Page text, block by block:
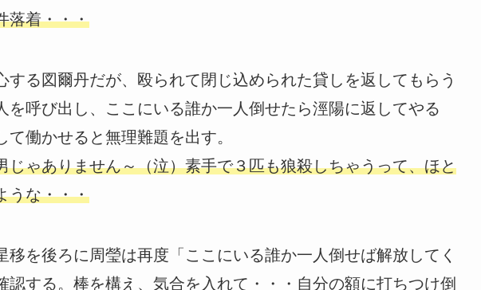
落着・・・
する図爾丹だが、殴られて閉じ込められた貸しを返してもらう
を呼び出し、ここにいる誰か一人倒せたら涇陽に返してやる
働かせると無理難題を出す。
じゃありません～（泣）素手で３匹も狼殺しちゃうって、ほと
うな・・・
移を後ろに周瑩は再度「ここにいる誰か一人倒せば解放してく
認する。棒を構え、気合を入れて・・・自分の額に打ちつけ倒